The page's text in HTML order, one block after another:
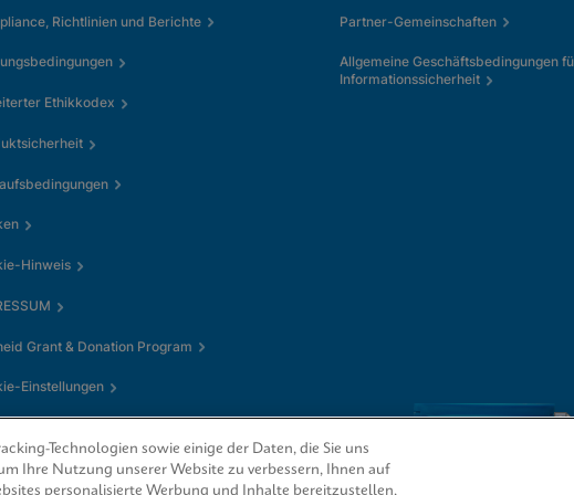
Richtlinien und Berichte
Ethikkodex
Hinweis
Grant & Donation Program
Einstellungen
Partner-Gemeinschaften
Allgemeine Geschäftsbedingungen
Informationssicherheit
Technologien sowie einige der Daten, die Sie uns
Ihre Nutzung unserer Website zu verbessern, Ihnen auf
personalisierte Werbung und Inhalte bereitzustellen,